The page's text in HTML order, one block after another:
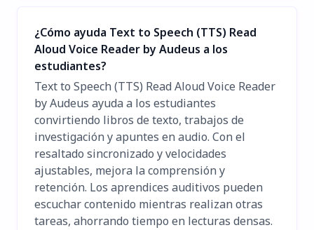
¿Cómo ayuda Text to Speech (TTS) Read
Aloud Voice Reader by Audeus a los
estudiantes?
Text to Speech (TTS) Read Aloud Voice Reader
by Audeus ayuda a los estudiantes
convirtiendo libros de texto, trabajos de
investigación y apuntes en audio. Con el
resaltado sincronizado y velocidades
ajustables, mejora la comprensión y
retención. Los aprendices auditivos pueden
escuchar contenido mientras realizan otras
tareas, ahorrando tiempo en lecturas densas.